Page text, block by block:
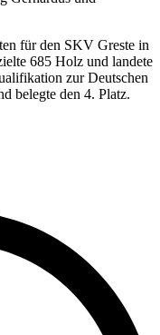
für den SKV Greste in
685 Holz und landete
zur Deutschen
belegte den 4. Platz.